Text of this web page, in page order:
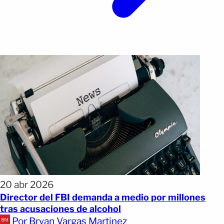
20 abr 2026
Director del FBI demanda a medio por millones
tras acusaciones de alcohol
Por Bryan Vargas Martinez